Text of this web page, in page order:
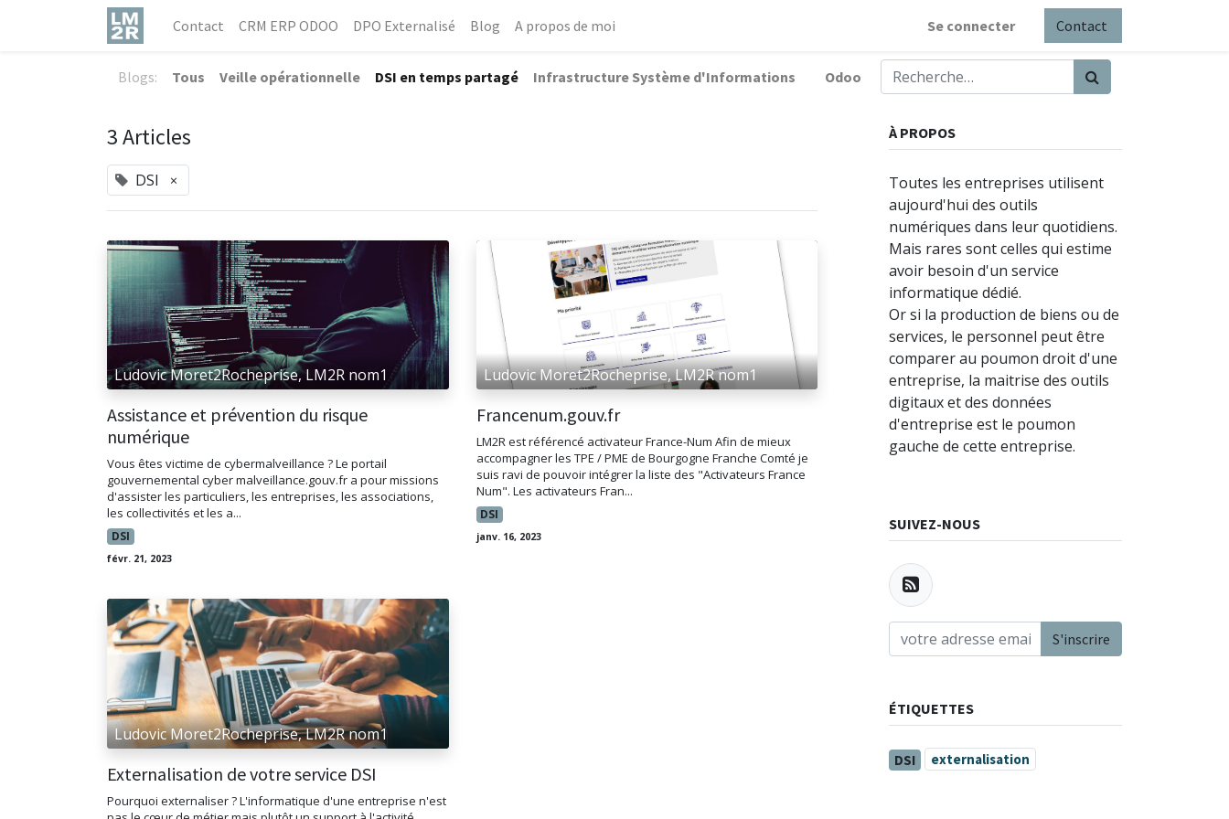
Contact CRM ERP ODOO DPO Externalisé Blog A propos de moi Se connecter Contact
Blogs: Tous Veille opérationnelle DSI en temps partagé Infrastructure Système d'Informations Odoo
3 Articles
DSI ×
Ludovic Moret2Rocheprise, LM2R nom1
Assistance et prévention du risque
numérique
Vous êtes victime de cybermalveillance ? Le portail
gouvernemental cyber malveillance.gouv.fr a pour missions
d'assister les particuliers, les entreprises, les associations,
les collectivités et les a...
DSI
févr. 21, 2023
Ludovic Moret2Rocheprise, LM2R nom1
Francenum.gouv.fr
LM2R est référencé activateur France-Num Afin de mieux
accompagner les TPE / PME de Bourgogne Franche Comté je
suis ravi de pouvoir intégrer la liste des "Activateurs France
Num". Les activateurs Fran...
DSI
janv. 16, 2023
Ludovic Moret2Rocheprise, LM2R nom1
Externalisation de votre service DSI
Pourquoi externaliser ? L'informatique d'une entreprise n'est
À PROPOS
Toutes les entreprises utilisent
aujourd'hui des outils
numériques dans leur quotidiens.
Mais rares sont celles qui estime
avoir besoin d'un service
informatique dédié.
Or si la production de biens ou de
services, le personnel peut être
comparer au poumon droit d'une
entreprise, la maitrise des outils
digitaux et des données
d'entreprise est le poumon
gauche de cette entreprise.
SUIVEZ-NOUS
S'inscrire
ÉTIQUETTES
DSI externalisation